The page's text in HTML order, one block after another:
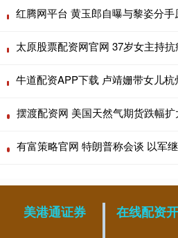
摆渡配资网 美国天然气期货跌幅
有富策略官网 特朗普称会谈 以军
美港通证券 在线配资